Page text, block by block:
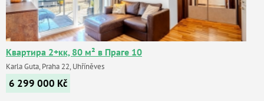
Квартира 2+кк, 80 м² в Праге 10
Karla Guta, Praha 22, Uhříněves
6 299 000 Kč